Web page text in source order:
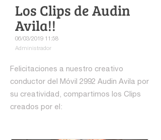
Los Clips de Audin
Avila!!
06/03/2019 11:58
Administrador
Felicitaciones a nuestro creativo
conductor del Móvil 2992 Audin Avila por
su creatividad, compartimos los Clips
creados por el: